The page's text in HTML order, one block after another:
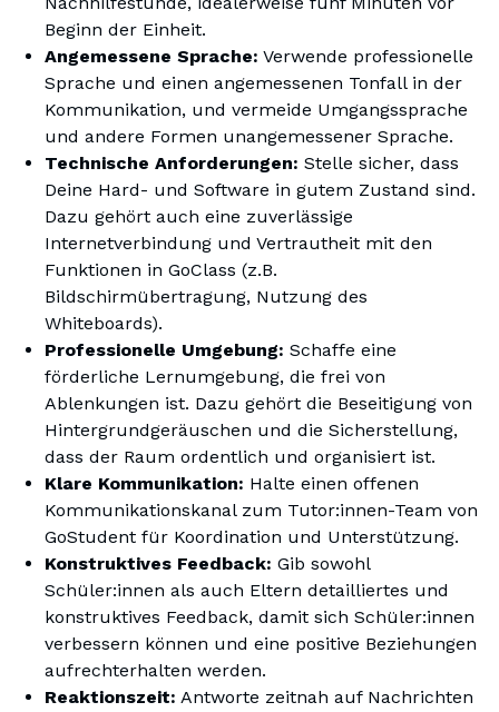
Beginn der Einheit.
Angemessene Sprache: Verwende professionelle
Sprache und einen angemessenen Tonfall in der
Kommunikation, und vermeide Umgangssprache
und andere Formen unangemessener Sprache.
Technische Anforderungen: Stelle sicher, dass
Deine Hard- und Software in gutem Zustand sind.
Dazu gehört auch eine zuverlässige
Internetverbindung und Vertrautheit mit den
Funktionen in GoClass (z.B.
Bildschirmübertragung, Nutzung des
Whiteboards).
Professionelle Umgebung: Schaffe eine
förderliche Lernumgebung, die frei von
Ablenkungen ist. Dazu gehört die Beseitigung von
Hintergrundgeräuschen und die Sicherstellung,
dass der Raum ordentlich und organisiert ist.
Klare Kommunikation: Halte einen offenen
Kommunikationskanal zum Tutor:innen-Team von
GoStudent für Koordination und Unterstützung.
Konstruktives Feedback: Gib sowohl
Schüler:innen als auch Eltern detailliertes und
konstruktives Feedback, damit sich Schüler:innen
verbessern können und eine positive Beziehungen
aufrechterhalten werden.
Reaktionszeit: Antworte zeitnah auf Nachrichten